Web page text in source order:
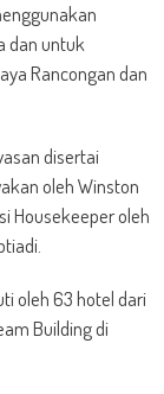
dan untuk
Rancongan dan
disertai
oleh Winston
Housekeeper oleh
oleh 63 hotel dari
Building di